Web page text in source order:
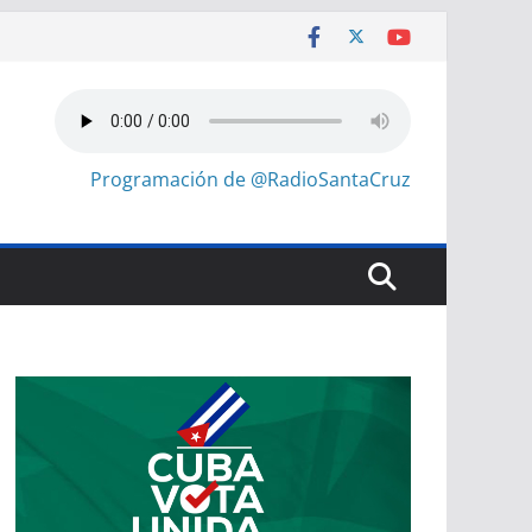
Programación de @RadioSantaCruz